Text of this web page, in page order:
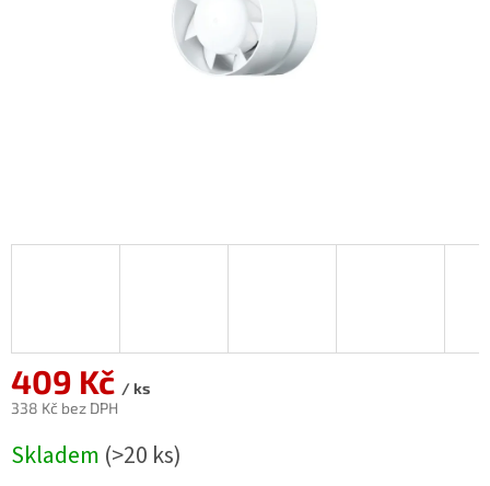
409 Kč / ks
338 Kč bez DPH
cena:
Skladem (>20 ks)